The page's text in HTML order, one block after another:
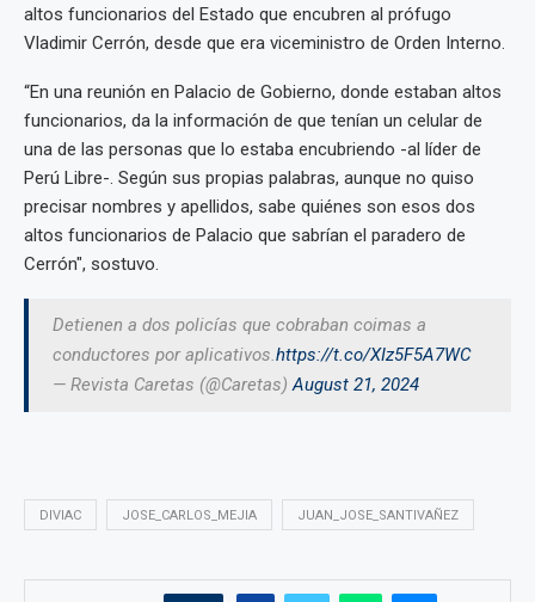
altos funcionarios del Estado que encubren al prófugo
Vladimir Cerrón, desde que era viceministro de Orden Interno.
“En una reunión en Palacio de Gobierno, donde estaban altos
funcionarios, da la información de que tenían un celular de
una de las personas que lo estaba encubriendo -al líder de
Perú Libre-. Según sus propias palabras, aunque no quiso
precisar nombres y apellidos, sabe quiénes son esos dos
altos funcionarios de Palacio que sabrían el paradero de
Cerrón", sostuvo.
Detienen a dos policías que cobraban coimas a
conductores por aplicativos.https://t.co/XIz5F5A7WC
— Revista Caretas (@Caretas)August 21, 2024
DIVIAC JOSE_CARLOS_MEJIA JUAN_JOSE_SANTIVAÑEZ